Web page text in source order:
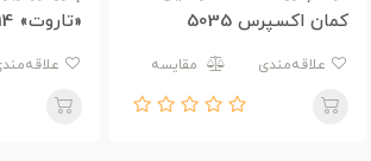
کمان اکسپرس 5035
مقایسه
«تاروت» 16614